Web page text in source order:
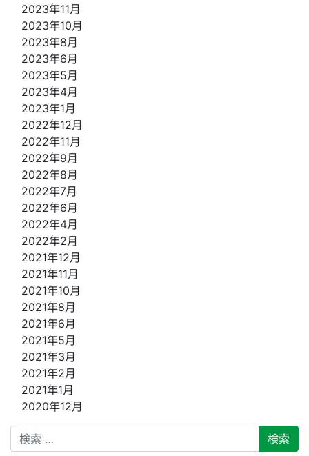
2023年11月
2023年10月
2023年8月
2023年6月
2023年5月
2023年4月
2023年1月
2022年12月
2022年11月
2022年9月
2022年8月
2022年7月
2022年6月
2022年4月
2022年2月
2021年12月
2021年11月
2021年10月
2021年8月
2021年6月
2021年5月
2021年3月
2021年2月
2021年1月
2020年12月
検索